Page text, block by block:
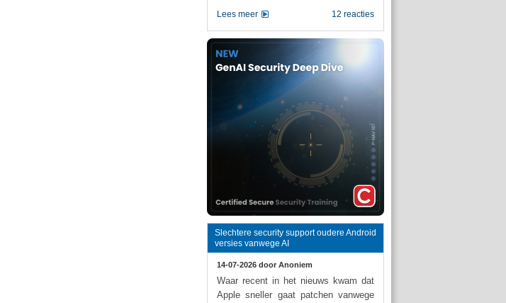
12 reacties
Lees meer
Slechtere security support oudere Android
versies vanwege AI
14-07-2026 door Anoniem
Waar recent in het nieuws kwam dat
Apple sneller gaat patchen vanwege